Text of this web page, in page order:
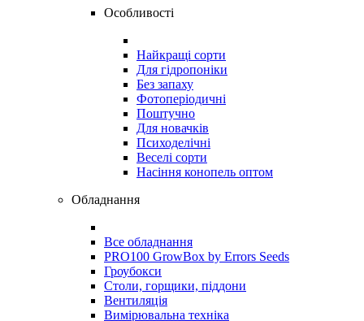
Особливості
Найкращі сорти
Для гідропоніки
Без запаху
Фотоперіодичні
Поштучно
Для новачків
Психоделічні
Веселі сорти
Насіння конопель оптом
Обладнання
Все обладнання
PRO100 GrowBox by Errors Seeds
Гроубокси
Столи, горщики, піддони
Вентиляція
Вимірювальна техніка